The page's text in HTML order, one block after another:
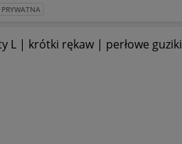
L | krótki rękaw | perłowe guziki